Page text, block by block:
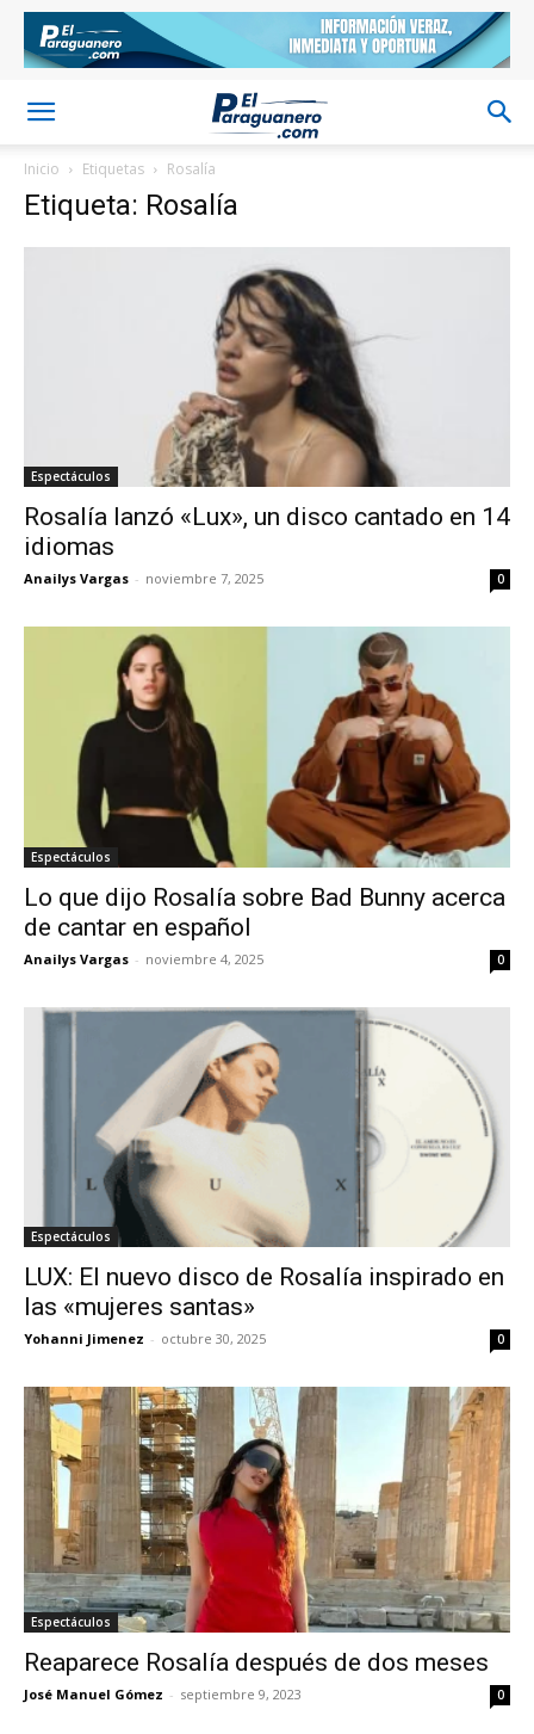
Inicio Etiquetas Rosalía
Etiqueta: Rosalía
Espectáculos
Rosalía lanzó «Lux», un disco cantado en 14
idiomas
Anailys Vargas - noviembre 7, 2025 0
Espectáculos
Lo que dijo Rosalía sobre Bad Bunny acerca
de cantar en español
Anailys Vargas - noviembre 4, 2025 0
Espectáculos
LUX: El nuevo disco de Rosalía inspirado en
las «mujeres santas»
Yohanni Jimenez - octubre 30, 2025 0
Espectáculos
Reaparece Rosalía después de dos meses
José Manuel Gómez - septiembre 9, 2023 0